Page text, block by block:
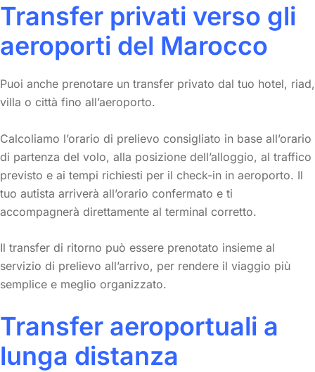
Transfer privati verso gli
aeroporti del Marocco
Puoi anche prenotare un transfer privato dal tuo hotel, riad,
villa o città fino all’aeroporto.
Calcoliamo l’orario di prelievo consigliato in base all’orario
di partenza del volo, alla posizione dell’alloggio, al traffico
previsto e ai tempi richiesti per il check-in in aeroporto. Il
tuo autista arriverà all’orario confermato e ti
accompagnerà direttamente al terminal corretto.
Il transfer di ritorno può essere prenotato insieme al
servizio di prelievo all’arrivo, per rendere il viaggio più
semplice e meglio organizzato.
Transfer aeroportuali a
lunga distanza